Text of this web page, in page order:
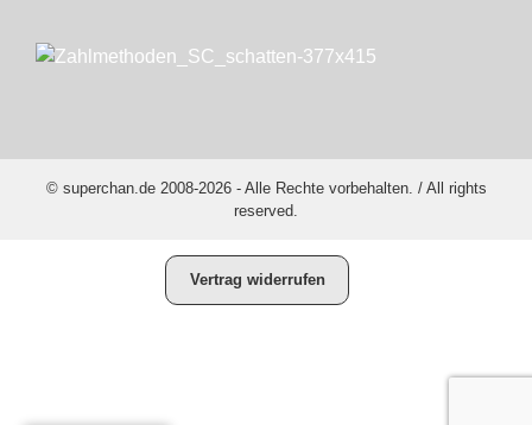
© superchan.de 2008-2026 - Alle Rechte vorbehalten. / All rights
reserved.
Vertrag widerrufen